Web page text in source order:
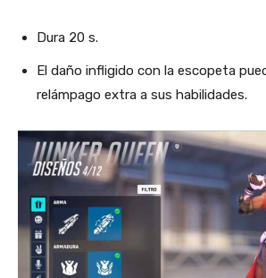
Dura 20 s.
El daño infligido con la escopeta
relámpago extra a sus habilidades.